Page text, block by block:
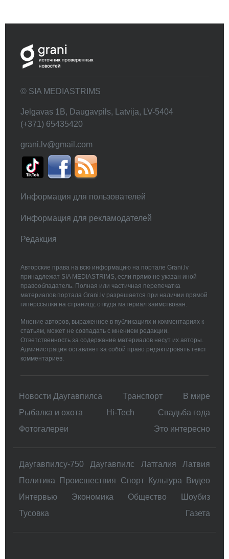
© SIA MEDIASTRIMS
Jelgavas 1B, Daugavpils, Latvija, LV-5404
(+371) 65435420
grani.lv@gmail.com
Информация для пользователей
Информация для рекламодателей
Редакция
Авторские права на всю информацию на портале Grani.lv
принадлежат SIA MEDIASTRIMS, если прямо не указан иной
правообладатель. Полная или частичная перепечатка
материалов портала Grani.lv разрешается при наличии прямой
гиперссылки на страницу, откуда материал заимствован.
Мнение авторов, выраженное в публикациях и комментариях к
статьям, может не совпадать с мнением редакции.
Ответственность за содержание материалов несут их авторы.
Администрация оставляет за собой право редактировать текст
комментариев.
Новости Даугавпилса Транспорт
В мире
Рыбалка и охота
Hi-Tech
Свадьбa года
Фотогалереи
Это интересно
Даугавпилсу-750 Даугавпилс Латгалия
Латвия
Политика
Происшествия Спорт Культура
Видео
Интервью
Экономика Общество
Шоубиз
Тусовка
Газета